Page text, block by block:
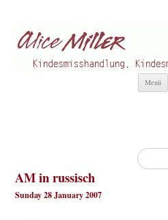
Menü
Suchen
nach:
AM in russisch
Sunday 28 January 2007